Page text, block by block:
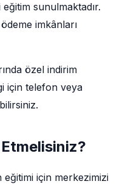
sunulmaktadır.
imkânları
özel indirim
için telefon veya
eğitimi için merkezimizi